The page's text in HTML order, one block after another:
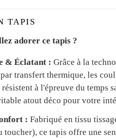
TAPIS
adorer ce tapis ?
& Éclatant : Grâce à la
transfert thermique, les
à l'épreuve du temps
atout déco pour votre
: Fabriqué en tissu
toucher), ce tapis offre une